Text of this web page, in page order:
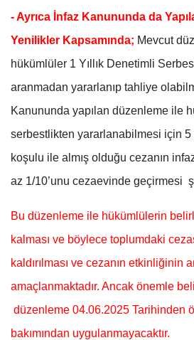
- Ayrıca İnfaz Kanununda da
Yenilikler Kapsamında; Mevcut
hükümlüler 1 Yıllık Denetimli
aranmadan yararlanıp tahliye
Kanununda yapılan düzenleme ile
serbestlikten yararlanabilmesi için
koşulu ile almış olduğu cezanın
az 1/10’unu cezaevinde geçirmesi
Bu düzenleme ile hükümlülerin
kalması ve böylece toplumdaki
kaldırılması ve cezanın etkinliğinin
amaçlanmaktadır. Ancak önemle
düzenleme 04.06.2025 Tarihinden
bakımından uygulanmayacaktır.